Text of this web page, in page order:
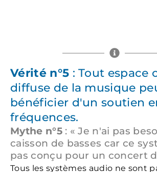
Vérité n°5 : Tout espace
diffuse de la musique
bénéficier d'un soutien
fréquences.
Mythe n°5: « Je n'ai pas
caisson de basses car ce
pas conçu pour un concert
Tous les systèmes audio ne sont